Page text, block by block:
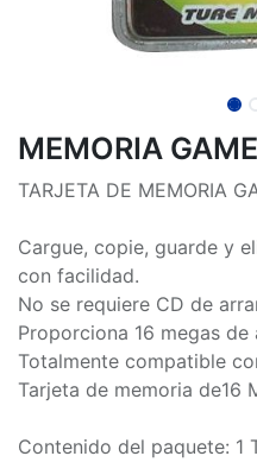
MEMORIA
TARJETA DE MEMORIA
Cargue, copie, guarde y
con facilidad.
No se requiere CD de
Proporciona 16 megas de
Totalmente compatible
Tarjeta de memoria de16
Contenido del paquete: 1